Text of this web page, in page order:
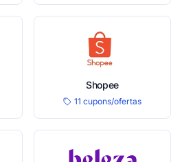
Shopee
11 cupons/ofertas